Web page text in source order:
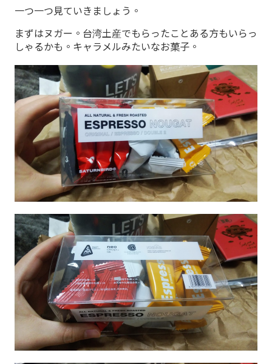
一つ一つ見ていきましょう。
まずはヌガー。台湾土産でもらったことある方もいらっ
しゃるかも。キャラメルみたいなお菓子。